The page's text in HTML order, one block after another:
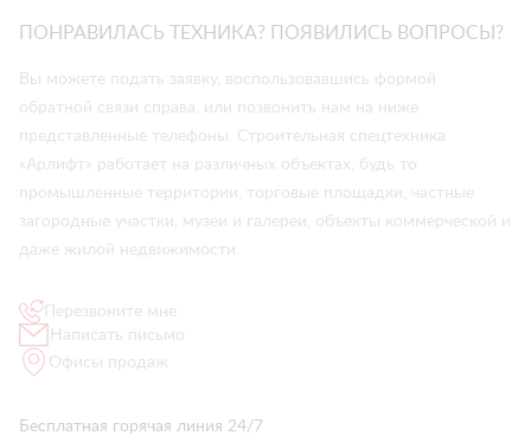
ПОНРАВИЛАСЬ ТЕХНИКА? ПОЯВИЛИСЬ ВОПРОСЫ?
Вы можете подать заявку, воспользовавшись формой
обратной связи справа, или позвонить нам на ниже
представленные телефоны. Строительная спецтехника
«Арлифт» работает на различных объектах, будь то
промышленные территории, торговые площадки, частные
загородные участки, музеи и галереи, объекты коммерческой и
даже жилой недвижимости.
Перезвоните мне
Написать письмо
Офисы продаж
Бесплатная горячая линия 24/7